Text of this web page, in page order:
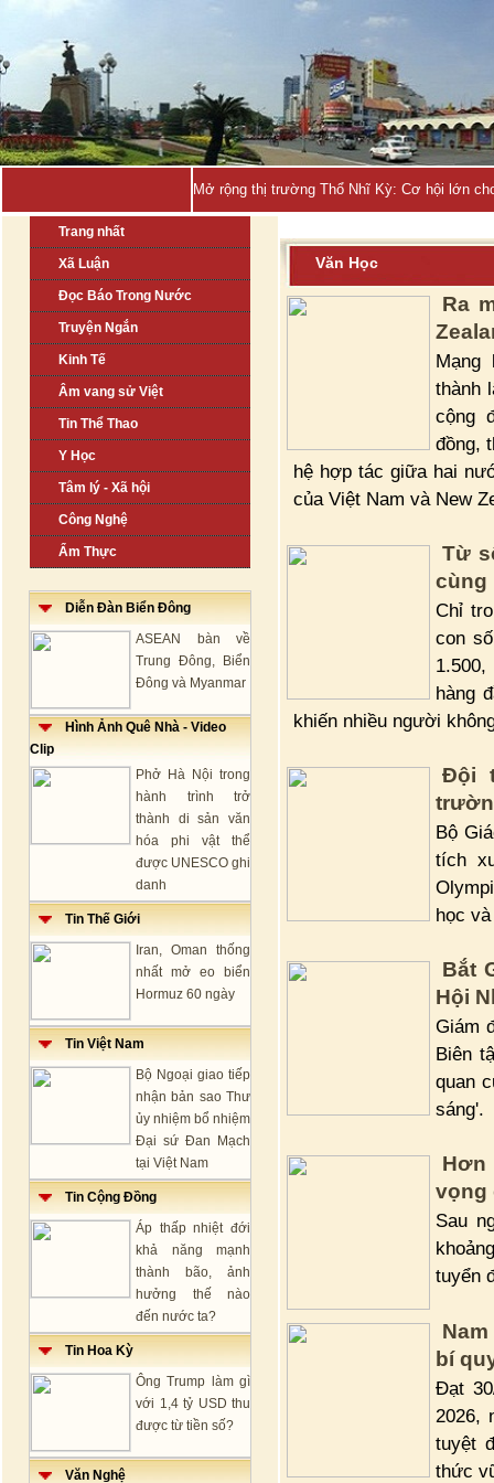
Quản-
Trang nhất
Xã Luận
Đọc Báo Trong Nước
Truyện Ngắn
Kinh Tế
Âm vang sử Việt
Tin Thể Thao
Y Học
Tâm lý - Xã hội
Công Nghệ
Ẩm Thực
Diễn Đàn Biển Đông
ASEAN bàn về
Trung Đông, Biển
Đông và Myanmar
Hình Ảnh Quê Nhà - Video
Clip
Phở Hà Nội trong
hành trình trở
thành di sản văn
hóa phi vật thể
được UNESCO ghi
danh
Tin Thế Giới
Iran, Oman thống
nhất mở eo biển
Hormuz 60 ngày
Tin Việt Nam
Bộ Ngoại giao tiếp
nhận bản sao Thư
ủy nhiệm bổ nhiệm
Đại sứ Đan Mạch
tại Việt Nam
Tin Cộng Đồng
Áp thấp nhiệt đới
khả năng mạnh
thành bão, ảnh
hưởng thế nào
đến nước ta?
Tin Hoa Kỳ
Ông Trump làm gì
với 1,4 tỷ USD thu
được từ tiền số?
Văn Nghệ
Văn Học
Ra
thành
cộng
đồng,
hệ hợp tác giữa hai
của Việt Nam và New
Từ
cùng
Chỉ
con
hàng
khiến nhiều người
Đội
Bộ
tích
học
Bắt
Hội
Giám
Biên
quan
sáng'.
Hơn
vọng
Sau
tuyển
bí
Đạt
2026,
tuyệt
thức